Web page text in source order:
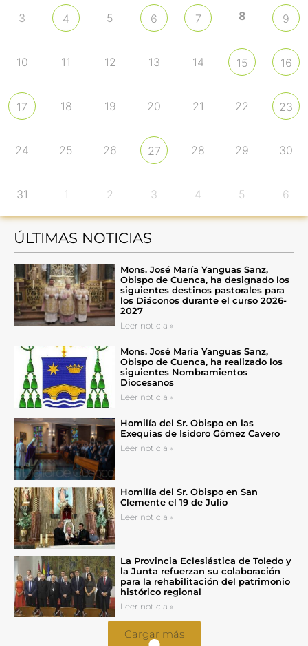
3 4 5 6 7 8 9
10 11 12 13 14 15 16
17 18 19 20 21 22 23
24 25 26 27 28 29 30
31 1 2 3 4 5 6
ÚLTIMAS NOTICIAS
Mons. José María Yanguas Sanz,
Obispo de Cuenca, ha designado los
siguientes destinos pastorales para
los Diáconos durante el curso 2026-
2027
Leer noticia »
Mons. José María Yanguas Sanz,
Obispo de Cuenca, ha realizado los
siguientes Nombramientos
Diocesanos
Leer noticia »
Homilía del Sr. Obispo en las
Exequias de Isidoro Gómez Cavero
Leer noticia »
Homilía del Sr. Obispo en San
Clemente el 19 de Julio
Leer noticia »
La Provincia Eclesiástica de Toledo y
la Junta refuerzan su colaboración
para la rehabilitación del patrimonio
histórico regional
Leer noticia »
Cargar más